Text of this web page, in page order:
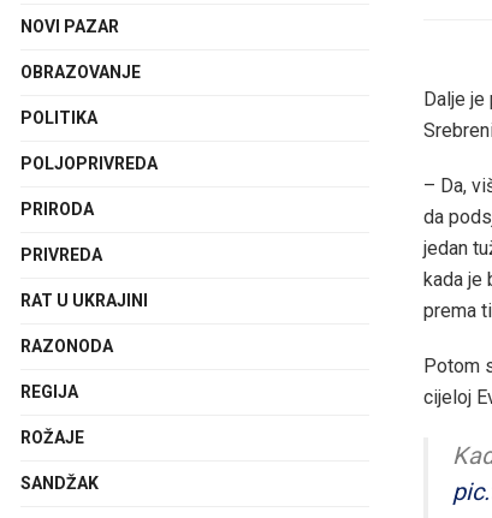
Dalje
– Da,
da
jedan
kada je
prema
Potom
cijeloj
NOVI PAZAR
OBRAZOVANJE
POLITIKA
POLJOPRIVREDA
PRIRODA
PRIVREDA
RAT U UKRAJINI
RAZONODA
REGIJA
ROŽAJE
SANDŽAK